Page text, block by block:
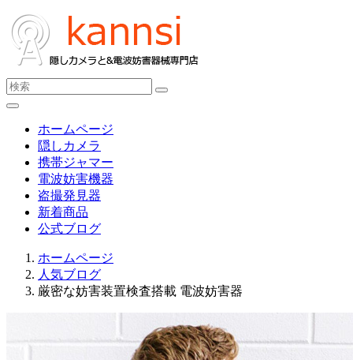
ホームページ
隠しカメラ
携帯ジャマー
電波妨害機器
盗撮発見器
新着商品
公式ブログ
ホームページ
人気ブログ
厳密な妨害装置検査搭載 電波妨害器